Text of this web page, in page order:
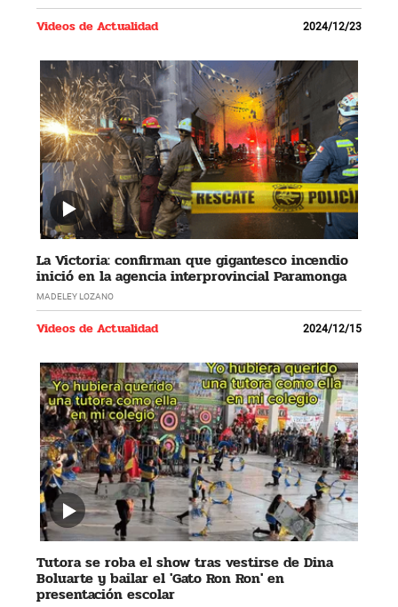
Videos de Actualidad 2024/12/23
La Victoria: confirman que gigantesco incendio
inició en la agencia interprovincial Paramonga
MADELEY LOZANO
Videos de Actualidad 2024/12/15
Tutora se roba el show tras vestirse de Dina
Boluarte y bailar el 'Gato Ron Ron' en
presentación escolar